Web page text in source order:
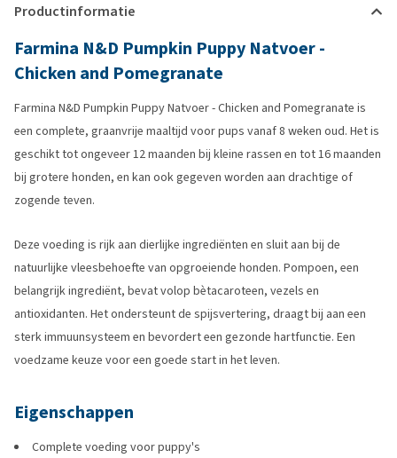
Productinformatie
Farmina N&D Pumpkin Puppy Natvoer -
Chicken and Pomegranate
Farmina N&D Pumpkin Puppy Natvoer - Chicken and Pomegranate is
een complete, graanvrije maaltijd voor pups vanaf 8 weken oud. Het is
geschikt tot ongeveer 12 maanden bij kleine rassen en tot 16 maanden
bij grotere honden, en kan ook gegeven worden aan drachtige of
zogende teven.
Deze voeding is rijk aan dierlijke ingrediënten en sluit aan bij de
natuurlijke vleesbehoefte van opgroeiende honden. Pompoen, een
belangrijk ingrediënt, bevat volop bètacaroteen, vezels en
antioxidanten. Het ondersteunt de spijsvertering, draagt bij aan een
sterk immuunsysteem en bevordert een gezonde hartfunctie. Een
voedzame keuze voor een goede start in het leven.
Eigenschappen
Complete voeding voor puppy's